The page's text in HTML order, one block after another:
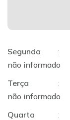
Segunda
:
não informado
Terça
:
não informado
Quarta
: